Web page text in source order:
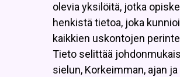
olevia yksilöitä, jotka
henkistä tietoa, joka
kaikkien uskontojen
Tieto selittää
sielun, Korkeimman, ajan ja